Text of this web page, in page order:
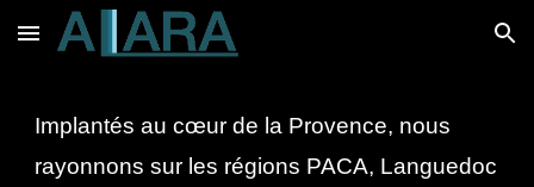
Skip to main content Skip to navigation
Implantés au cœur de la Provence, nous
rayonnons sur les régions PACA, Languedoc